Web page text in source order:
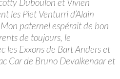
Duboulon et Vivien
les Piet Venturri d’Alain
paternel espérait de bon
de toujours, le
les Exxons de Bart Anders et
Car de Bruno Devalkenaar et